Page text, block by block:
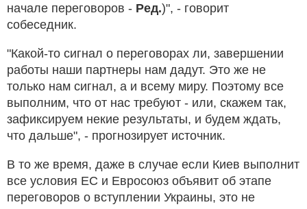
начале переговоров - Ред.)", - говорит
собеседник.
"Какой-то сигнал о переговорах ли, завершении
работы наши партнеры нам дадут. Это же не
только нам сигнал, а и всему миру. Поэтому все
выполним, что от нас требуют - или, скажем так,
зафиксируем некие результаты, и будем ждать,
что дальше", - прогнозирует источник.
В то же время, даже в случае если Киев выполнит
все условия ЕС и Евросоюз объявит об этапе
переговоров о вступлении Украины, это не